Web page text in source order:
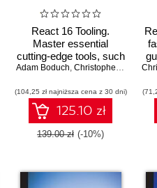
React 16 Tooling.
Master essential
cutting-edge tools, such
as create-react-app,
Adam Boduch, Christopher Pitt
(104,25 zł najniższa cena z 30 dni)
125.10 zł
139.00 zł (-10%)